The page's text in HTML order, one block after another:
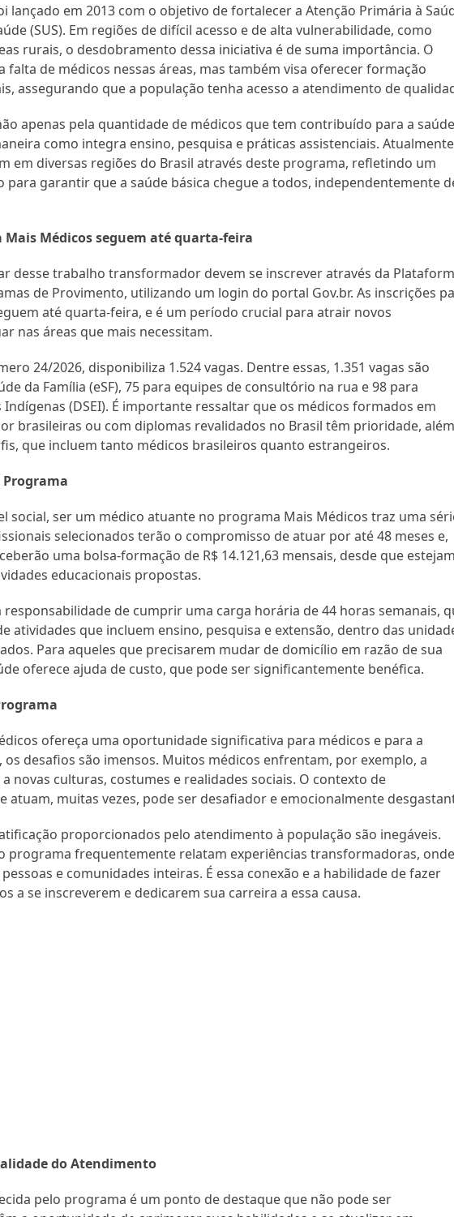
lançado em 2013 com o objetivo de fortalecer a Atenção Primária à
(SUS). Em regiões de difícil acesso e de alta vulnerabilidade, como
rurais, o desdobramento dessa iniciativa é de suma importância. O
falta de médicos nessas áreas, mas também visa oferecer formação
assegurando que a população tenha acesso a atendimento de
apenas pela quantidade de médicos que tem contribuído para a
como integra ensino, pesquisa e práticas assistenciais.
em diversas regiões do Brasil através deste programa, refletindo um
garantir que a saúde básica chegue a todos, independentemente
Médicos seguem até quarta-feira
desse trabalho transformador devem se inscrever através da
de Provimento, utilizando um login do portal Gov.br. As inscrições
até quarta-feira, e é um período crucial para atrair novos
nas áreas que mais necessitam.
24/2026, disponibiliza 1.524 vagas. Dentre essas, 1.351 vagas são
da Família (eSF), 75 para equipes de consultório na rua e 98 para
(DSEI). É importante ressaltar que os médicos formados em
brasileiras ou com diplomas revalidados no Brasil têm prioridade,
que incluem tanto médicos brasileiros quanto estrangeiros.
social, ser um médico atuante no programa Mais Médicos traz uma
selecionados terão o compromisso de atuar por até 48 meses e,
uma bolsa-formação de R$ 14.121,63 mensais, desde que
educacionais propostas.
de cumprir uma carga horária de 44 horas semanais,
atividades que incluem ensino, pesquisa e extensão, dentro das
Para aqueles que precisarem mudar de domicílio em razão de sua
oferece ajuda de custo, que pode ser significantemente benéfica.
ofereça uma oportunidade significativa para médicos e para a
os desafios são imensos. Muitos médicos enfrentam, por exemplo, a
novas culturas, costumes e realidades sociais. O contexto de
atuam, muitas vezes, pode ser desafiador e emocionalmente
proporcionados pelo atendimento à população são inegáveis.
programa frequentemente relatam experiências transformadoras,
e comunidades inteiras. É essa conexão e a habilidade de fazer
a se inscreverem e dedicarem sua carreira a essa causa.
do Atendimento
pelo programa é um ponto de destaque que não pode ser